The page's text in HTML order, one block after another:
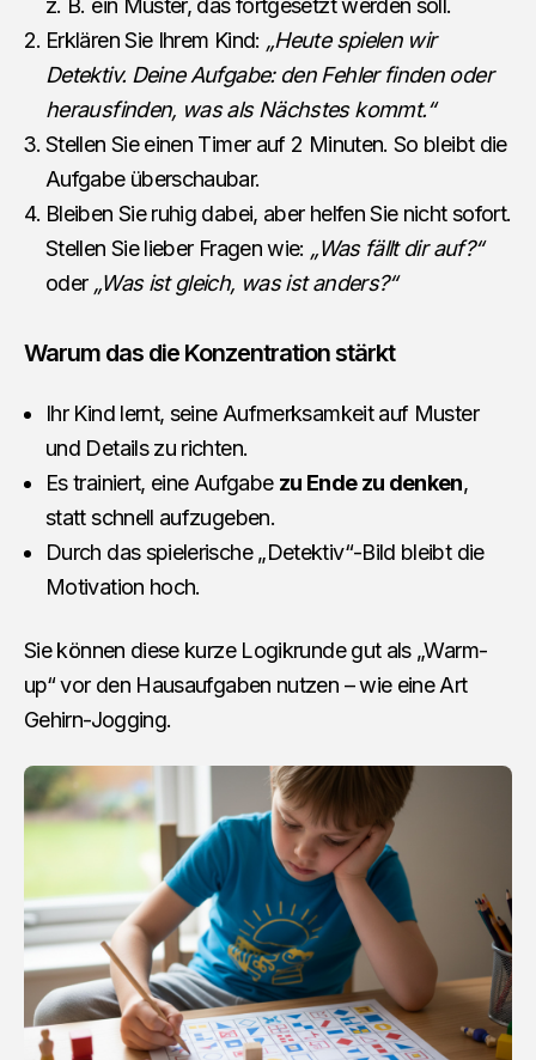
z. B. ein Muster, das fortgesetzt werden soll.
Erklären Sie Ihrem Kind: „Heute spielen wir
Detektiv. Deine Aufgabe: den Fehler finden oder
herausfinden, was als Nächstes kommt.“
Stellen Sie einen Timer auf 2 Minuten. So bleibt die
Aufgabe überschaubar.
Bleiben Sie ruhig dabei, aber helfen Sie nicht sofort.
Stellen Sie lieber Fragen wie: „Was fällt dir auf?“
oder „Was ist gleich, was ist anders?“
Warum das die Konzentration stärkt
Ihr Kind lernt, seine Aufmerksamkeit auf Muster
und Details zu richten.
Es trainiert, eine Aufgabe zu Ende zu denken,
statt schnell aufzugeben.
Durch das spielerische „Detektiv“-Bild bleibt die
Motivation hoch.
Sie können diese kurze Logikrunde gut als „Warm-
up“ vor den Hausaufgaben nutzen – wie eine Art
Gehirn-Jogging.